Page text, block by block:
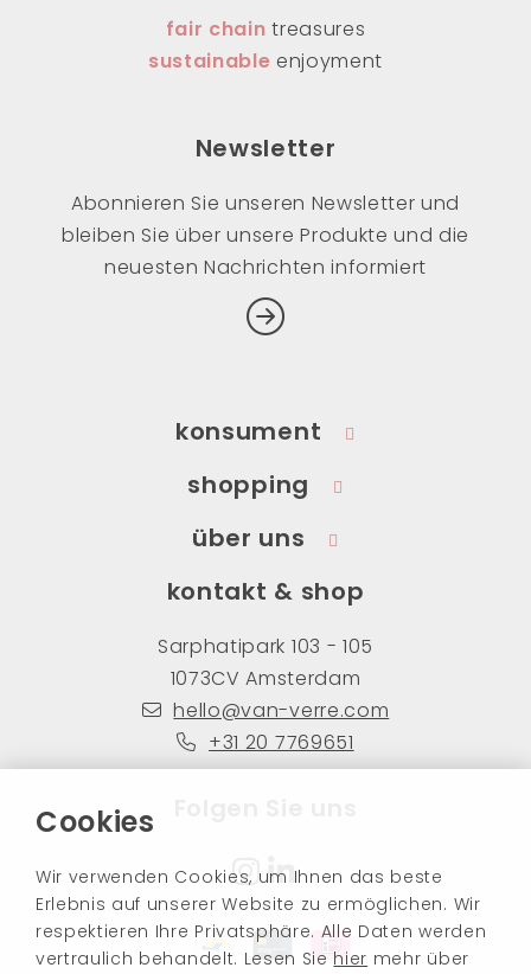
Cookies
Wir verwenden Cookies, um Ihnen das beste
Erlebnis auf unserer Website zu ermöglichen. Wir
respektieren Ihre Privatsphäre. Alle Daten werden
vertraulich behandelt. Lesen Siehier mehr über
fair chaintreasures
sustainable enjoyment
Newsletter
Abonnieren Sie unseren Newsletter und
bleiben Sie über unsere Produkte und die
neuesten Nachrichten informiert
konsument
shopping
über uns
kontakt & shop
Sarphatipark 103 - 105
1073CV Amsterdam
hello@van-verre.com
+31 20 7769651